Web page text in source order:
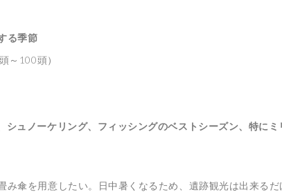
る季節
～100頭）
ュノーケリング、フィッシングのベストシーズン、特に
傘を用意したい。日中暑くなるため、遺跡観光は出来る